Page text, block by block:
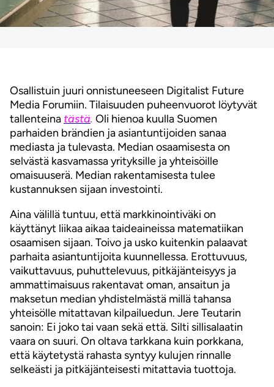
Osallistuin juuri onnistuneeseen Digitalist Future
Media Forumiin. Tilaisuuden puheenvuorot löytyvät
tallenteina tästä. Oli hienoa kuulla Suomen
parhaiden brändien ja asiantuntijoiden sanaa
mediasta ja tulevasta. Median osaamisesta on
selvästä kasvamassa yrityksille ja yhteisöille
omaisuuserä. Median rakentamisesta tulee
kustannuksen sijaan investointi.
Aina välillä tuntuu, että markkinointiväki on
käyttänyt liikaa aikaa taideaineissa matematiikan
osaamisen sijaan. Toivo ja usko kuitenkin palaavat
parhaita asiantuntijoita kuunnellessa. Erottuvuus,
vaikuttavuus, puhuttelevuus, pitkäjänteisyys ja
ammattimaisuus rakentavat oman, ansaitun ja
maksetun median yhdistelmästä millä tahansa
yhteisölle mitattavan kilpailuedun. Jere Teutarin
sanoin: Ei joko tai vaan sekä että. Silti sillisalaatin
vaara on suuri. On oltava tarkkana kuin porkkana,
että käytetystä rahasta syntyy kulujen rinnalle
selkeästi ja pitkäjänteisesti mitattavia tuottoja.